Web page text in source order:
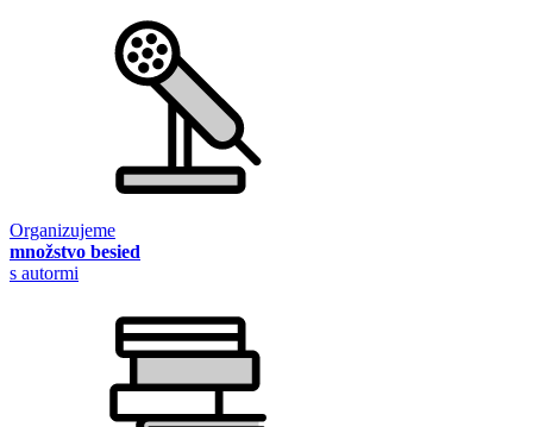
Organizujeme
množstvo besied
s autormi